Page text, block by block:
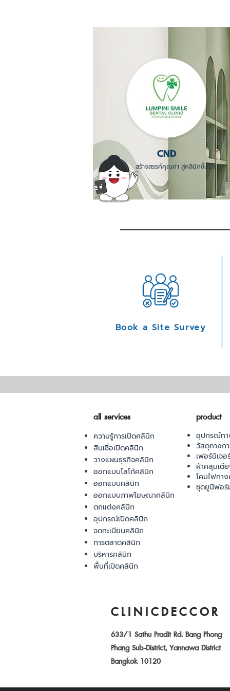
CND
สร้างสรรค์คุณค่า สู่คลินิกชั้นนำ
Book a Site Survey
all services
ความรู้การเปิดคลินิก
สินเชื่อเปิดคลินิก
วางแผนธุรกิจคลินิก
ออกแบบโลโก้คลินิก
ออกแบบคลินิก
ออกแบบภาพโฆษณาคลินิก
ตกแต่งคลินิก
อุปกรณ์เปิดคลินิก
จดทะเบียนคลินิก
การตลาดคลินิก
บริหารคลินิก
พื้นที่เปิดคลินิก
product
อุปกรณ์ทา
วัสดุทางก
เฟอร์นิเจ
ผ้าคลุมเตี
โคมไฟทา
ชุดยูนิฟอร์
CLINICDECCOR
633/1 Sathu Pradit Rd. Bang Phong
Phang Sub-District, Yannawa District
Bangkok 10120